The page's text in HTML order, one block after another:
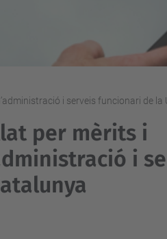
i serveis funcionari de
per mèrits i
i